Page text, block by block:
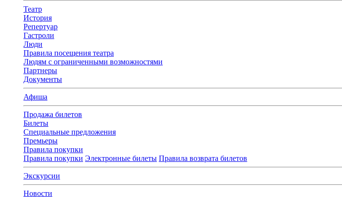
Театр
История
Репертуар
Гастроли
Люди
Правила посещения театра
Людям с ограниченными возможностями
Партнеры
Документы
Афиша
Продажа билетов
Билеты
Специальные предложения
Премьеры
Правила покупки
Правила покупки Электронные билеты Правила возврата билетов
Экскурсии
Новости